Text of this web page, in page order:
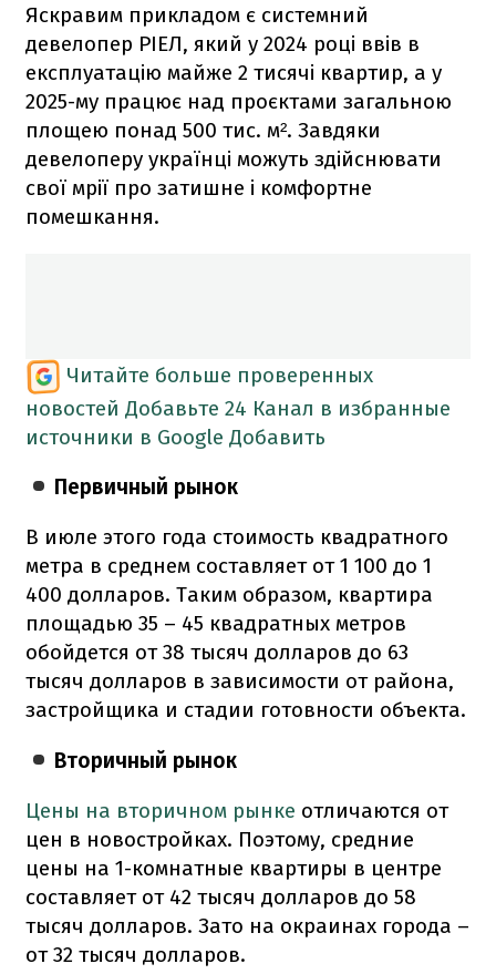
Яскравим прикладом є системний
девелопер РІЕЛ, який у 2024 році ввів в
експлуатацію майже 2 тисячі квартир, а у
2025-му працює над проєктами загальною
площею понад 500 тис. м². Завдяки
девелоперу українці можуть здійснювати
свої мрії про затишне і комфортне
помешкання.
Читайте больше проверенных
новостей Добавьте 24 Канал в избранные
источники в Google Добавить
Первичный рынок
В июле этого года стоимость квадратного
метра в среднем составляет от 1 100 до 1
400 долларов. Таким образом, квартира
площадью 35 – 45 квадратных метров
обойдется от 38 тысяч долларов до 63
тысяч долларов в зависимости от района,
застройщика и стадии готовности объекта.
Вторичный рынок
Цены на вторичном рынке отличаются от
цен в новостройках. Поэтому, средние
цены на 1-комнатные квартиры в центре
составляет от 42 тысяч долларов до 58
тысяч долларов. Зато на окраинах города –
от 32 тысяч долларов.